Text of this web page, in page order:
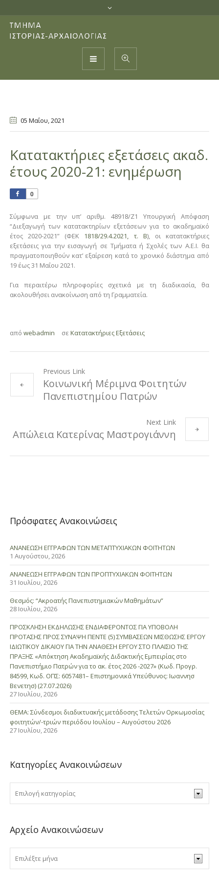
05 Μαΐου, 2021
Κατατακτήριες εξετάσεις ακαδ.
έτους 2020-21: ενημέρωση
0
Σύμφωνα με την υπ’ αριθμ. 48918/Ζ1 Υπουργική Απόφαση
“Διεξαγωγή των κατατακτηρίων εξετάσεων για το ακαδημαϊκό
έτος 2020-2021” (ΦΕΚ 1818/29.4.2021, τ. Β), οι κατατακτήριες
εξετάσεις για την εισαγωγή σε Τμήματα ή Σχολές των Α.Ε.Ι. θα
πραγματοποιηθούν κατ’ εξαίρεση κατά το χρονικό διάστημα από
19 έως 31 Μαΐου 2021.
Για περαιτέρω πληροφορίες σχετικά με τη διαδικασία, θα
ακολουθήσει ανακοίνωση από τη Γραμματεία.
από webadmin σε Κατατακτήριες Εξετάσεις
Previous Link
Κοινωνική Μέριμνα Φοιτητών
Πανεπιστημίου Πατρών
Next Link
Απώλεια Κατερίνας Μαστρογιάννη
Πρόσφατες Ανακοινώσεις
ΑΝΑΝΕΩΣΗ ΕΓΓΡΑΦΩΝ ΤΩΝ ΜΕΤΑΠΤΥΧΙΑΚΩΝ ΦΟΙΤΗΤΩΝ
1 Αυγούστου, 2026
ΑΝΑΝΕΩΣΗ ΕΓΓΡΑΦΩΝ ΤΩΝ ΠΡΟΠΤΥΧΙΑΚΩΝ ΦΟΙΤΗΤΩΝ
31 Ιουλίου, 2026
Θεσμός: “Ακροατής Πανεπιστημιακών Μαθημάτων”
28 Ιουλίου, 2026
ΠΡΟΣΚΛΗΣΗ ΕΚΔΗΛΩΣΗΣ ΕΝΔΙΑΦΕΡΟΝΤΟΣ ΓΙΑ ΥΠΟΒΟΛΗ
ΠΡΟΤΑΣΗΣ ΠΡΟΣ ΣΥΝΑΨΗ ΠΕΝΤΕ (5) ΣΥΜΒΑΣΕΩΝ ΜΙΣΘΩΣΗΣ ΕΡΓΟΥ
ΙΔΙΩΤΙΚΟΥ ΔΙΚΑΙΟΥ ΓΙΑ ΤΗΝ ΑΝΑΘΕΣΗ ΕΡΓΟΥ ΣΤΟ ΠΛΑΙΣΙΟ ΤΗΣ
ΠΡΑΞΗΣ «Απόκτηση Ακαδημαϊκής Διδακτικής Εμπειρίας στο
Πανεπιστήμιο Πατρών για το ακ. έτος 2026 -2027» (Κωδ. Προγρ.
84599, Κωδ. ΟΠΣ: 6057481– Επιστημονικά Υπεύθυνος: Ιωαννησ
Βενετησ) (27.07.2026)
27 Ιουλίου, 2026
ΘΕΜΑ: Σύνδεσμοι διαδικτυακής μετάδοσης Τελετών Ορκωμοσίας
φοιτητών/-τριών περιόδου Ιουλίου – Αυγούστου 2026
27 Ιουλίου, 2026
Κατηγορίες Ανακοινώσεων
Αρχείο Ανακοινώσεων